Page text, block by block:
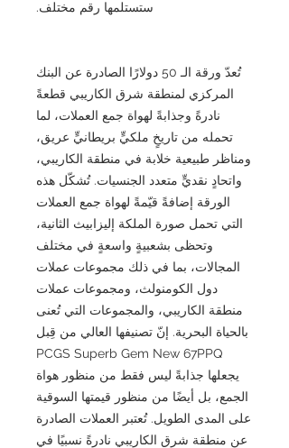
ستستلمها رقم مختلف.
تُعدّ ورقة الـ 50 دولارًا الصادرة عن البنك
المركزي لمنطقة شرق الكاريبي قطعةً
نادرةً وجذابةً لهواة جمع العملات، لما
تحمله من تاريخٍ ملكيٍّ بريطانيٍّ عريق،
ومناظر طبيعية خلابة في منطقة الكاريبي،
واتحادٍ نقديٍّ متعدد الجنسيات. تُشكّل هذه
الورقة إضافةً قيّمةً لهواة جمع العملات
التي تحمل صورة الملكة إليزابيث الثانية،
وتحظى بشعبيةٍ واسعةٍ في مختلف
المجالات، بما في ذلك مجموعات عملات
دول الكومنولث، ومجموعات عملات
منطقة الكاريبي، والمجموعات التي تُعنى
بالحياة البحرية. إنّ تصنيفها العالي من قِبل
PCGS Superb Gem New 67PPQ
يجعلها جذابةً ليس فقط من منظور هواة
الجمع، بل أيضًا من منظور قيمتها السوقية
على المدى الطويل. تُعتبر العملات الصادرة
عن منطقة شرق الكاريبي نادرةً نسبيًا في